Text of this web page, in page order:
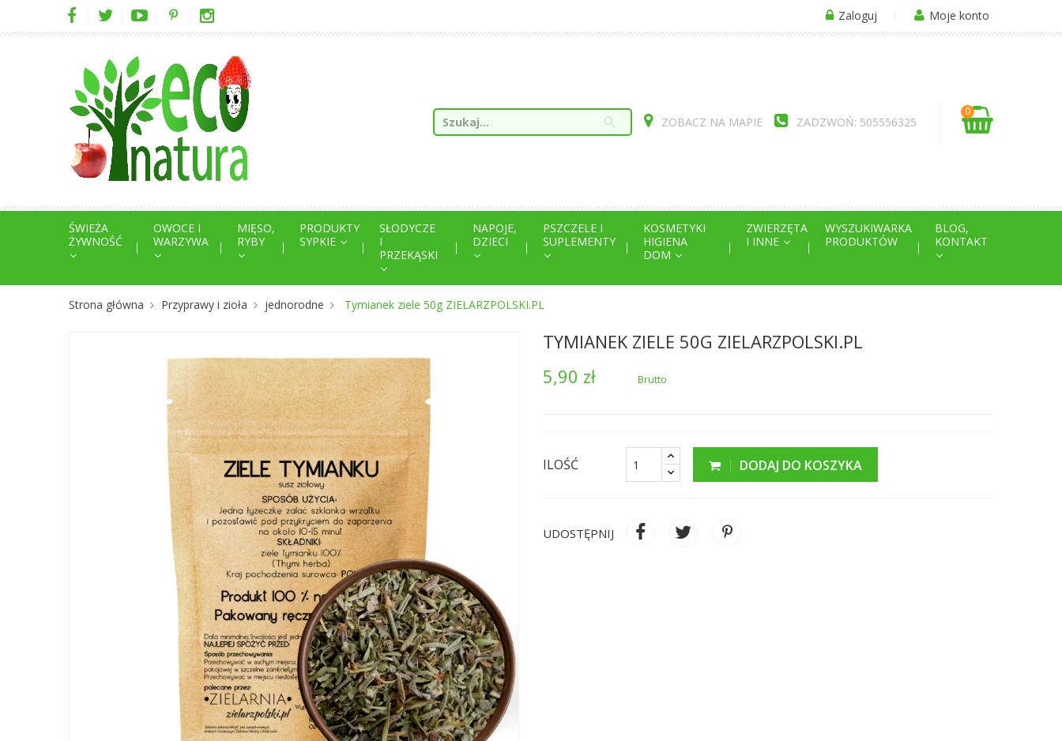
Zaloguj Moje konto
search ZOBACZ NA MAPIE ZADZWOŃ: 505556325
0
ŚWIEŻA
ŻYWNOŚĆ
OWOCE I
WARZYWA
MIĘSO,
RYBY
PRODUKTY
SYPKIE
SŁODYCZE
I
PRZEKĄSKI
NAPOJE,
DZIECI
PSZCZELE I
SUPLEMENTY
KOSMETYKI
HIGIENA
DOM
ZWIERZĘTA
I INNE
WYSZUKIWARKA
PRODUKTÓW
BLOG,
KONTAKT
Strona główna Przyprawy i zioła jednorodne Tymianek ziele 50g ZIELARZPOLSKI.PL
TYMIANEK ZIELE 50G ZIELARZPOLSKI.PL
5,90 zł
Brutto
ILOŚĆ DODAJ DO KOSZYKA
UDOSTĘPNIJ